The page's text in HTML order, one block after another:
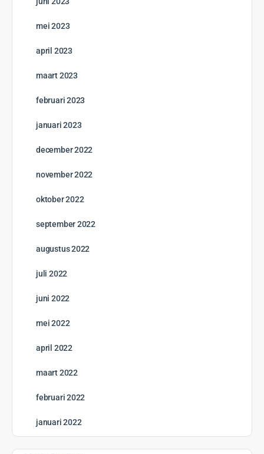
mei 2023
april 2023
maart 2023
februari 2023
januari 2023
december 2022
november 2022
oktober 2022
september 2022
augustus 2022
juli 2022
juni 2022
mei 2022
april 2022
maart 2022
februari 2022
januari 2022